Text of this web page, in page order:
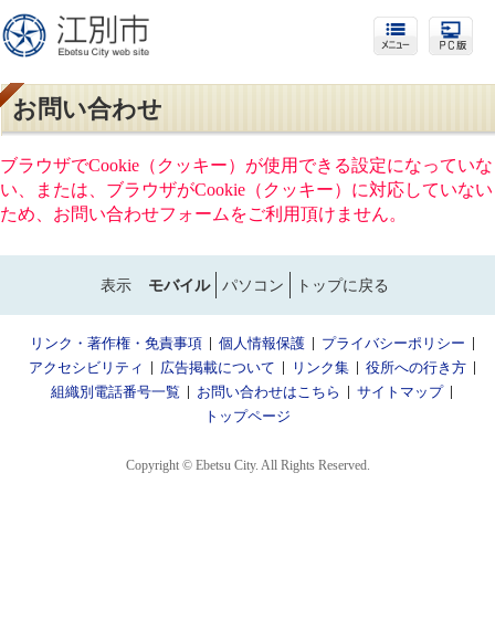
お問い合わせ
ブラウザでCookie（クッキー）が使用できる設定になっていな
い、または、ブラウザがCookie（クッキー）に対応していない
ため、お問い合わせフォームをご利用頂けません。
表示 モバイル パソコン トップに戻る
リンク・著作権・免責事項 個人情報保護
プライバシーポリシー
アクセシビリティ
広告掲載について リンク集
役所への行き方
組織別電話番号一覧
お問い合わせはこちら
サイトマップ
トップページ
Copyright © Ebetsu City. All Rights Reserved.